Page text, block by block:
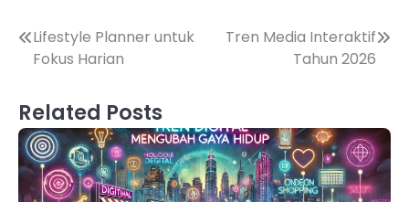
Navigasi
Lifestyle Planner untuk
Fokus Harian
Tren Media Interaktif
Tahun 2026
Related Posts